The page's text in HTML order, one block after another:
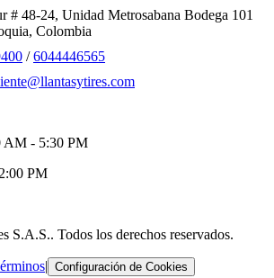
# 48-24, Unidad Metrosabana Bodega 101
, Colombia
/6044446565
AM - 5:30 PM
PM
S.A.S.. Todos los derechos reservados.
| Configuración de Cookies